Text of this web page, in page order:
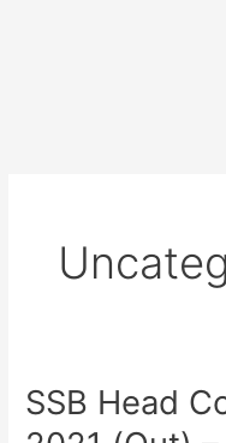
SSB Head
SSB